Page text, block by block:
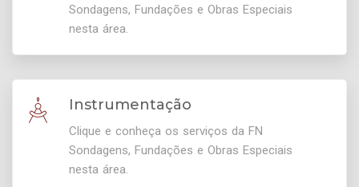
Sondagens, Fundações e Obras Especiais
nesta área.
Instrumentação
Clique e conheça os serviços da FN
Sondagens, Fundações e Obras Especiais
nesta área.